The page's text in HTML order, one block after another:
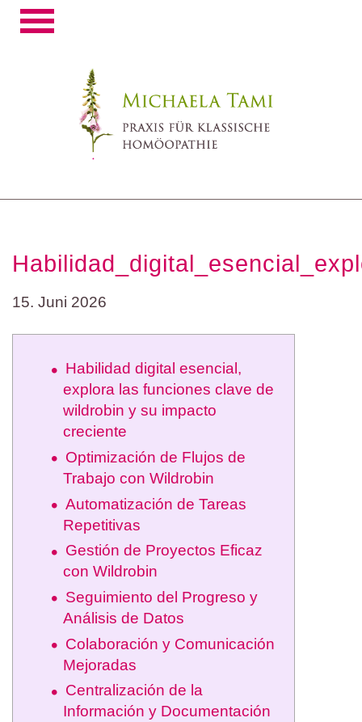
Toggle
15. Juni 2026
Habilidad digital esencial,
explora las funciones clave de
wildrobin y su impacto
creciente
Optimización de Flujos de
Trabajo con Wildrobin
Automatización de Tareas
Repetitivas
Gestión de Proyectos Eficaz
con Wildrobin
Seguimiento del Progreso y
Análisis de Datos
Colaboración y Comunicación
Mejoradas
Centralización de la
Información y Documentación